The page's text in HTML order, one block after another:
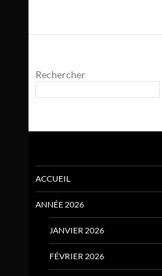
Rechercher
ACCUEIL
ANNÉE 2026
JANVIER 2026
FÉVRIER 2026